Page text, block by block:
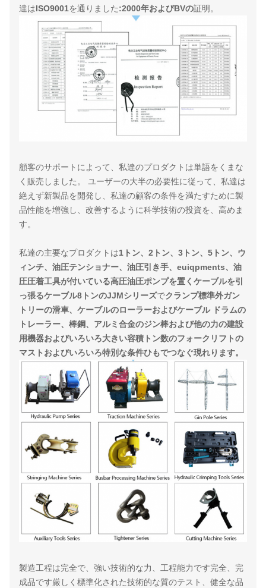
達はISO9001を通りました:2000年およびBVの証明。
顧客のサポートによって、私達のプロダクトは単語をくまな
く販売しました。 ユーザーの大半の必要性に従って、私達は
絶えず新製品を開発し、私達の顧客の条件を満たすために製
品性能を増強し、改善するように科学技術の投資を、高めま
す。
私達の主要なプロダクトは1トン、2トン、3トン、5トン、ウ
ィンチ、油圧テンショナー、油圧引き手、euiqpments、油
圧圧着工具が付いている高圧油圧ポンプを置くケーブルを引
っ張るケーブル8トンのJJMシリーズでクランプ標準外ガン
トリーの滑車、ケーブルのローラーおよびケーブル ドラムの
トレーラー、棒鋼、アルミ合金のジン棒および他の力の建設
用機器およびいろいろ大きい容積トン数のフォークリフトの
マストおよびいろいろ特別な条件ひもでつなぐ現れります。
製造工程は完全で、強い技術的な力、工程能力です完全、完
成品です厳しく標準化された技術的な質のテスト、健全な品